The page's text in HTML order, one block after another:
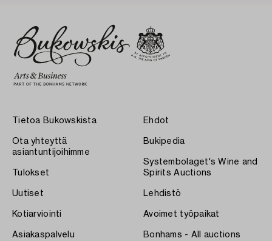
Tietoa Bukowskista
Ota yhteyttä
asiantuntijoihimme
Tulokset
Uutiset
Kotiarviointi
Asiakaspalvelu
Ehdot
Bukipedia
Systembolaget's Wine and
Spirits Auctions
Lehdistö
Avoimet työpaikat
Bonhams - All auctions